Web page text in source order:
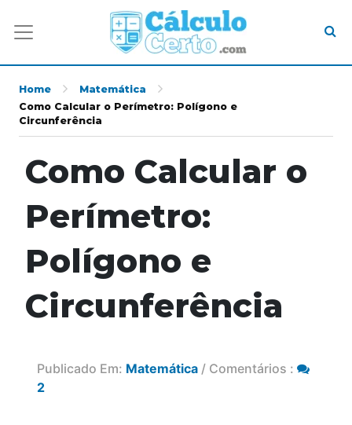
Home
Matemática
Como Calcular o Perímetro: Polígono e
Circunferência
Como Calcular o
Perímetro:
Polígono e
Circunferência
Publicado Em: Matemática / Comentários :
2